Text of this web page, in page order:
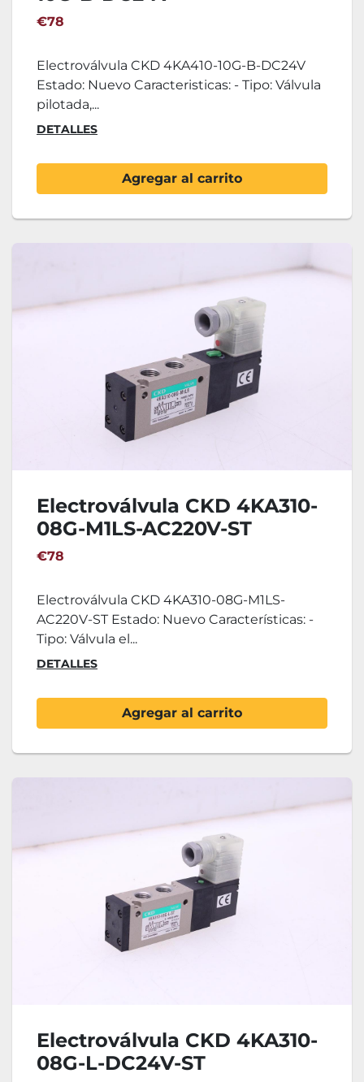
€78
Electroválvula CKD 4KA410-10G-B-DC24V
Estado: Nuevo Caracteristicas: - Tipo: Válvula
pilotada,...
DETALLES
Agregar al carrito
Electroválvula CKD 4KA310-
08G-M1LS-AC220V-ST
€78
Electroválvula CKD 4KA310-08G-M1LS-
AC220V-ST Estado: Nuevo Características: -
Tipo: Válvula el...
DETALLES
Agregar al carrito
Electroválvula CKD 4KA310-
08G-L-DC24V-ST